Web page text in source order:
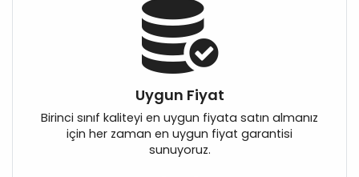
Uygun Fiyat
Birinci sınıf kaliteyi en uygun fiyata satın almanız
için her zaman en uygun fiyat garantisi
sunuyoruz.